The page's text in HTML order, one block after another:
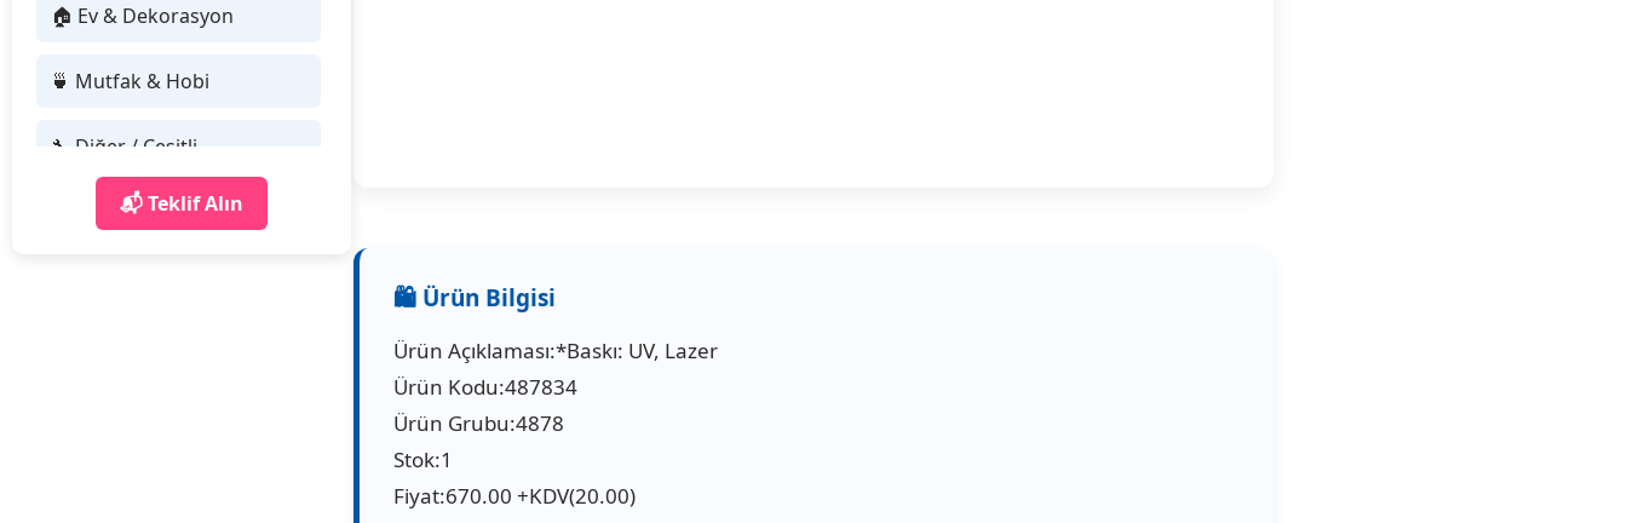
🏠 Ev & Dekorasyon
🍵 Mutfak & Hobi
🔧 Diğer / Çeşitli
📬 Teklif Alın
Ürün Açıklaması:*Baskı: UV, Lazer
Ürün Kodu:487834
Ürün Grubu:4878
Stok:1
Fiyat:670.00 +KDV(20.00)